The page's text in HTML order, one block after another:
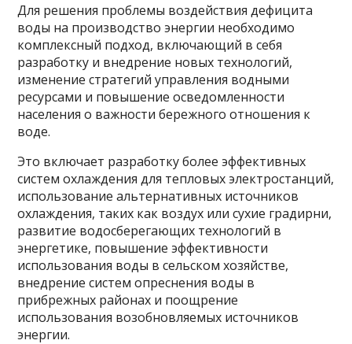
Для решения проблемы воздействия дефицита
воды на производство энергии необходимо
комплексный подход, включающий в себя
разработку и внедрение новых технологий,
изменение стратегий управления водными
ресурсами и повышение осведомленности
населения о важности бережного отношения к
воде.
Это включает разработку более эффективных
систем охлаждения для тепловых электростанций,
использование альтернативных источников
охлаждения, таких как воздух или сухие градирни,
развитие водосберегающих технологий в
энергетике, повышение эффективности
использования воды в сельском хозяйстве,
внедрение систем опреснения воды в
прибрежных районах и поощрение
использования возобновляемых источников
энергии.